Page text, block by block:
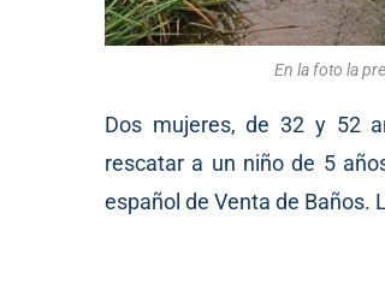
En la foto la
Dos mujeres, de 32 y 52
rescatar a un niño de 5
español de Venta de Baños.